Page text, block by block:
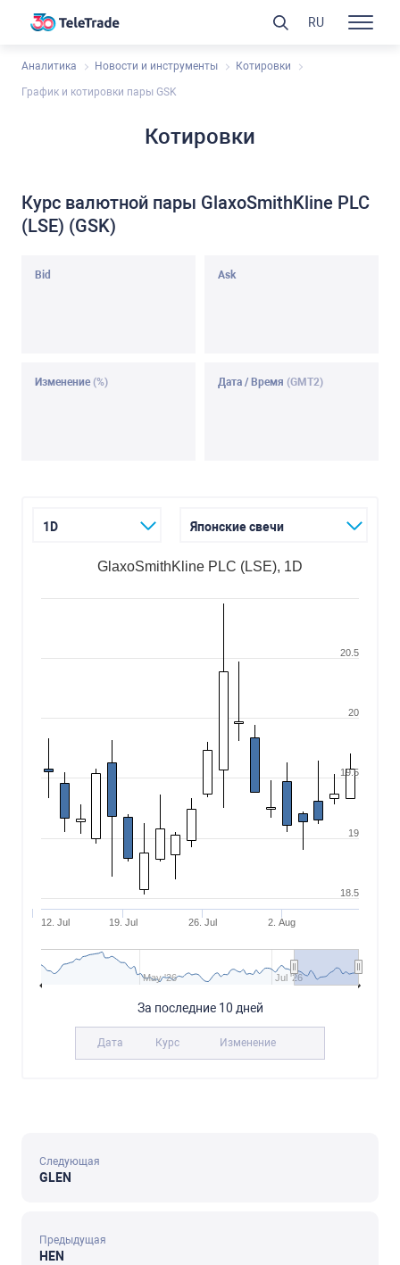
Аналитика Новости и инструменты Котировки
График и котировки пары GSK
Котировки
Курс валютной пары GlaxoSmithKline PLC
(LSE) (GSK)
Bid Ask
Изменение (%) Дата / Время (GMT2)
1D Японские свечи
GlaxoSmithKline PLC (LSE), 1D
12. Jul 19. Jul 26. Jul 2. Aug
May '26 Jul '26
18.5
19
19.5
20
20.5
За последние 10 дней
Дата Курс Изменение
Следующая
GLEN
Предыдущая
HEN
RU